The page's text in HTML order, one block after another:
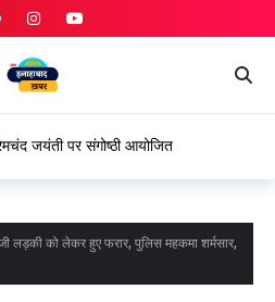
जयंती पर संगोष्ठी आयोजित
जी लड़की को लेकर हुए फरार, पुलिस महकमा शर्मसार,